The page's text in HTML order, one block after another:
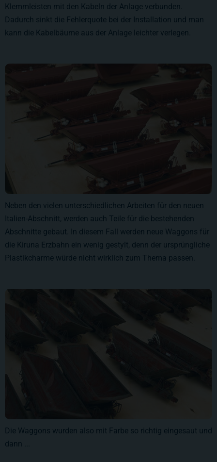
Klemmleisten mit den Kabeln der Anlage verbunden.
Dadurch sinkt die Fehlerquote bei der Installation und man
kann die Kabelbäume aus der Anlage leichter verlegen.
Neben den vielen unterschiedlichen Arbeiten für den neuen
Italien-Abschnitt, werden auch Teile für die bestehenden
Abschnitte gebaut. In diesem Fall werden neue Waggons für
die Kiruna Erzbahn ein wenig gestylt, denn der ursprüngliche
Plastikcharme würde nicht wirklich zum Thema passen.
Die Waggons wurden also mit Farbe so richtig eingesaut und
dann ...